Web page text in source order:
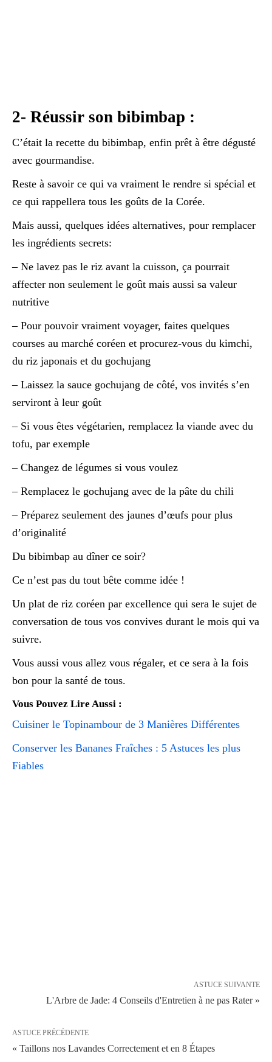
2- Réussir son bibimbap :
C’était la recette du bibimbap, enfin prêt à être dégusté
avec gourmandise.
Reste à savoir ce qui va vraiment le rendre si spécial et
ce qui rappellera tous les goûts de la Corée.
Mais aussi, quelques idées alternatives, pour remplacer
les ingrédients secrets:
– Ne lavez pas le riz avant la cuisson, ça pourrait
affecter non seulement le goût mais aussi sa valeur
nutritive
– Pour pouvoir vraiment voyager, faites quelques
courses au marché coréen et procurez-vous du kimchi,
du riz japonais et du gochujang
– Laissez la sauce gochujang de côté, vos invités s’en
serviront à leur goût
– Si vous êtes végétarien, remplacez la viande avec du
tofu, par exemple
– Changez de légumes si vous voulez
– Remplacez le gochujang avec de la pâte du chili
– Préparez seulement des jaunes d’œufs pour plus
d’originalité
Du bibimbap au dîner ce soir?
Ce n’est pas du tout bête comme idée !
Un plat de riz coréen par excellence qui sera le sujet de
conversation de tous vos convives durant le mois qui va
suivre.
Vous aussi vous allez vous régaler, et ce sera à la fois
bon pour la santé de tous.
Vous Pouvez Lire Aussi :
Cuisiner le Topinambour de 3 Manières Différentes
Conserver les Bananes Fraîches : 5 Astuces les plus
Fiables
ASTUCE SUIVANTE
L'Arbre de Jade: 4 Conseils d'Entretien à ne pas Rater »
ASTUCE PRÉCÉDENTE
« Taillons nos Lavandes Correctement et en 8 Étapes